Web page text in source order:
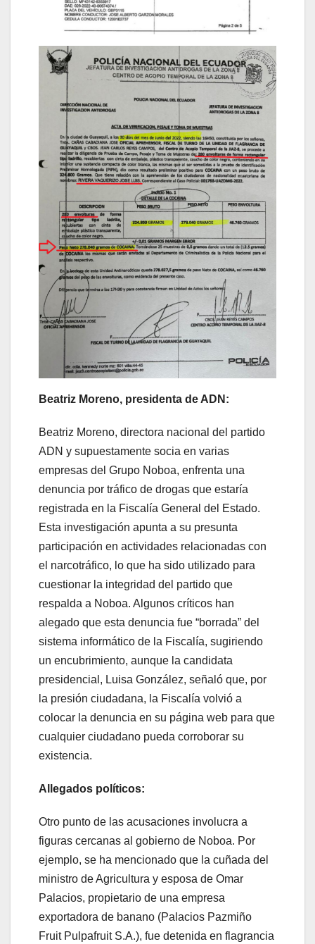
Beatriz Moreno, presidenta de ADN:
Beatriz Moreno, directora nacional del partido
ADN y supuestamente socia en varias
empresas del Grupo Noboa, enfrenta una
denuncia por tráfico de drogas que estaría
registrada en la Fiscalía General del Estado.
Esta investigación apunta a su presunta
participación en actividades relacionadas con
el narcotráfico, lo que ha sido utilizado para
cuestionar la integridad del partido que
respalda a Noboa. Algunos críticos han
alegado que esta denuncia fue “borrada” del
sistema informático de la Fiscalía, sugiriendo
un encubrimiento, aunque la candidata
presidencial, Luisa González, señaló que, por
la presión ciudadana, la Fiscalía volvió a
colocar la denuncia en su página web para que
cualquier ciudadano pueda corroborar su
existencia.
Allegados políticos:
Otro punto de las acusaciones involucra a
figuras cercanas al gobierno de Noboa. Por
ejemplo, se ha mencionado que la cuñada del
ministro de Agricultura y esposa de Omar
Palacios, propietario de una empresa
exportadora de banano (Palacios Pazmiño
Fruit Pulpafruit S.A.), fue detenida en flagrancia